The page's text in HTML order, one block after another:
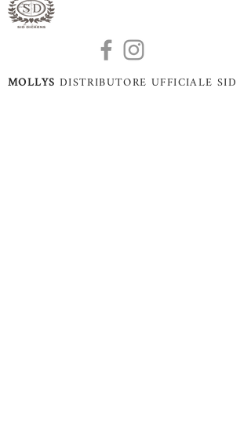
MOLLYS DISTRIBUTORE UFFICIALE SID